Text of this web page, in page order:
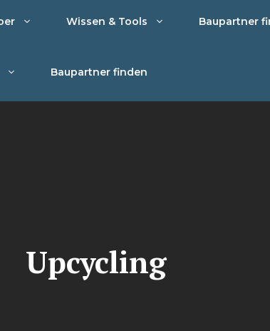
Wissen & Tools Baupartner
Baupartner finden
Upcycling